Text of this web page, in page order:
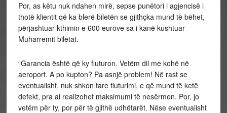
Por, as këtu nuk ndahen mirë, sepse punëtori i agjencisë i
thotë klientit që ka blerë biletën se gjithçka mund të bëhet,
përjashtuar kthimin e 600 eurove sa i kanë kushtuar
Muharremit biletat.
“Garancia është që ky fluturon. Vetëm dil me kohë në
aeroport. A po kupton? Pa asnjë problem! Në rast se
eventualisht, nuk shkon fare fluturimi, e që mund të ketë
defekt, pra ai realizohet maksimumi të nesërmen. Por, jo
vetëm për ty, por për të gjithë udhëtarët. Nëse eventualisht